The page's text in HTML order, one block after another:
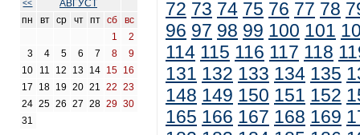
<<
АВГУСТ
пн
вт ср чт пт сб
вс
1
2
3
4 5 6 7 8
9
10
11 12 13 14 15 16
17
18 19 20 21 22
23
24 25 26 27 28 29 30
31
72 73 74 75 76 77 78
96 97 98 99 100 101
114 115 116 117 118
131 132 133 134 135
148 149 150 151 152
165 166 167 168 169